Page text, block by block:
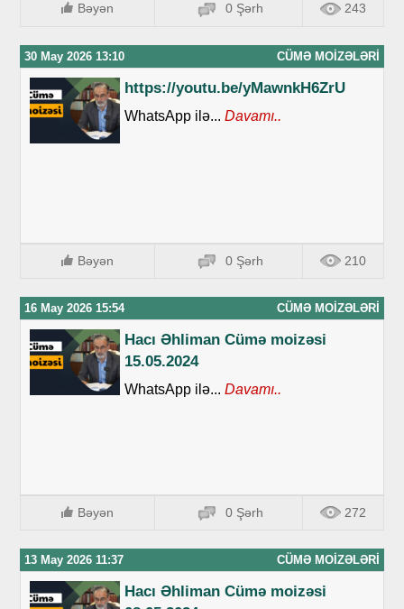
Bəyən 0 Şərh 243
30 May 2026 13:10 CÜMƏ MOIZƏLƏRI
https://youtu.be/yMawnkH6ZrU
WhatsApp ilə... Davamı..
Bəyən 0 Şərh 210
16 May 2026 15:54 CÜMƏ MOIZƏLƏRI
Hacı Əhliman Cümə moizəsi
15.05.2024
WhatsApp ilə... Davamı..
Bəyən 0 Şərh 272
13 May 2026 11:37 CÜMƏ MOIZƏLƏRI
Hacı Əhliman Cümə moizəsi